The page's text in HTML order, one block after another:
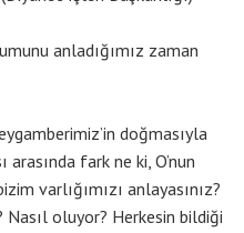
anladığımız zaman
doğmasıyla
fark ne ki, O’nun
varlığımızı anlayasınız?
oluyor? Herkesin bildiği